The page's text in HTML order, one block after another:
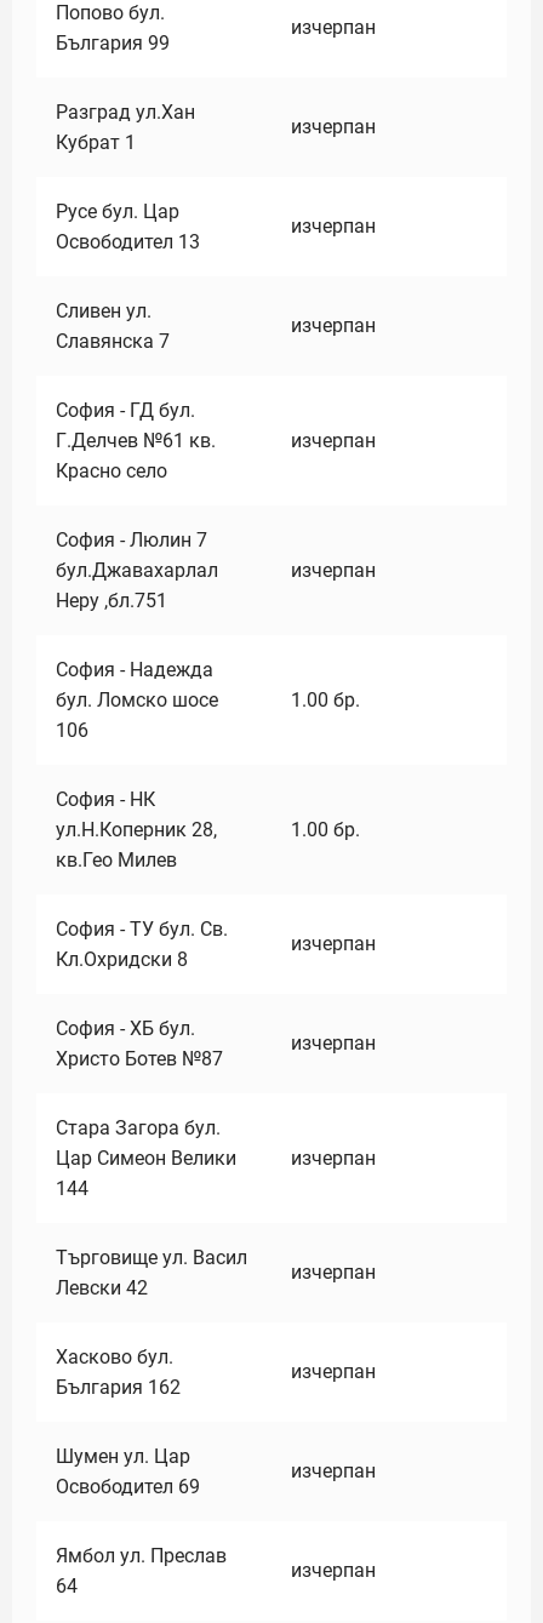
Попово бул.
България 99
изчерпан
Разград ул.Хан
Кубрат 1
изчерпан
Русе бул. Цар
Освободител 13
изчерпан
Сливен ул.
Славянска 7
изчерпан
София - ГД бул.
Г.Делчев №61 кв.
Красно село
изчерпан
София - Люлин 7
бул.Джавахарлал
Неру ,бл.751
изчерпан
София - Надежда
бул. Ломско шосе
106
1.00 бр.
София - НК
ул.Н.Коперник 28,
кв.Гео Милев
1.00 бр.
София - ТУ бул. Св.
Кл.Охридски 8
изчерпан
София - ХБ бул.
Христо Ботев №87
изчерпан
Стара Загора бул.
Цар Симеон Велики
144
изчерпан
Търговище ул. Васил
Левски 42
изчерпан
Хасково бул.
България 162
изчерпан
Шумен ул. Цар
Освободител 69
изчерпан
Ямбол ул. Преслав
64
изчерпан